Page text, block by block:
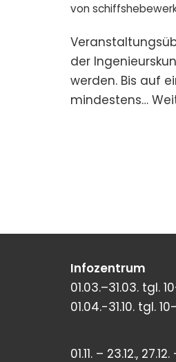
von
der
werden. Bis auf
mindestens…
Infozentrum
01.03.–31.03. tgl.
01.04.-31.10. tgl.
01.11. – 23.12., 27.12.